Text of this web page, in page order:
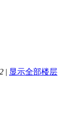
| 显示全部楼层